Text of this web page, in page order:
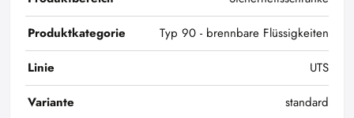
Produktkategorie
Typ 90 - brennbare Flüssigkeiten
Linie
UTS
Variante
standard